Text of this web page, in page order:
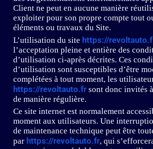
Client ne peut en aucune manière
exploiter pour son propre compte tout
éléments ou travaux du Site.
L’utilisation du site https://
l’acceptation pleine et entière des
d’utilisation ci-après décrites. Ces
d’utilisation sont susceptibles d’être
complétées à tout moment, les
https://revoltauto.frsont donc invités
de manière régulière.
Ce site internet est normalement
moment aux utilisateurs. Une
de maintenance technique peut être
par https://revoltauto.fr, qui